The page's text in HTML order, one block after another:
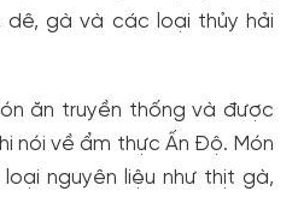
dê, gà và các loại thủy hải
ăn truyền thống và được
nói về ẩm thực Ấn Độ. Món
nguyên liệu như thịt gà,